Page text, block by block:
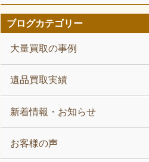
ブログカテゴリー
大量買取の事例
遺品買取実績
新着情報・お知らせ
お客様の声